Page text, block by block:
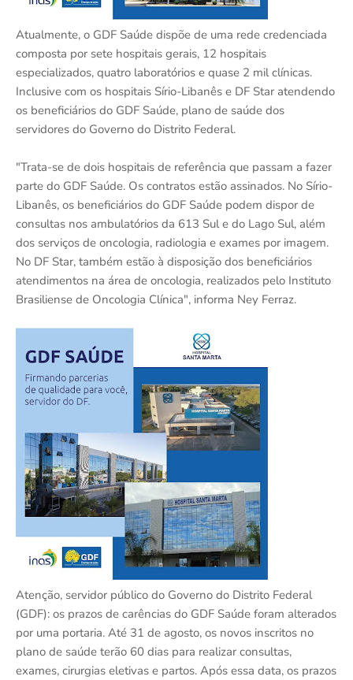
Atualmente, o GDF Saúde dispõe de uma rede credenciada
composta por sete hospitais gerais, 12 hospitais
especializados, quatro laboratórios e quase 2 mil clínicas.
Inclusive com os hospitais Sírio-Libanês e DF Star atendendo
os beneficiários do GDF Saúde, plano de saúde dos
servidores do Governo do Distrito Federal.
"Trata-se de dois hospitais de referência que passam a fazer
parte do GDF Saúde. Os contratos estão assinados. No Sírio-
Libanês, os beneficiários do GDF Saúde podem dispor de
consultas nos ambulatórios da 613 Sul e do Lago Sul, além
dos serviços de oncologia, radiologia e exames por imagem.
No DF Star, também estão à disposição dos beneficiários
atendimentos na área de oncologia, realizados pelo Instituto
Brasiliense de Oncologia Clínica", informa Ney Ferraz.
Atenção, servidor público do Governo do Distrito Federal
(GDF): os prazos de carências do GDF Saúde foram alterados
por uma portaria. Até 31 de agosto, os novos inscritos no
plano de saúde terão 60 dias para realizar consultas,
exames, cirurgias eletivas e partos. Após essa data, os prazos